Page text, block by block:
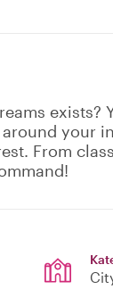
exists?
your
From